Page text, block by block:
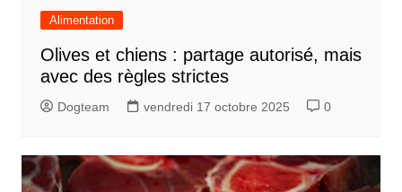
Alimentation
Olives et chiens : partage autorisé, mais
avec des règles strictes
Dogteam vendredi 17 octobre 2025 0